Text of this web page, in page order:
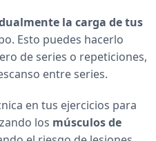
la carga de tus
Esto puedes hacerlo
de series o repeticiones,
entre series.
en tus ejercicios para
los músculos de